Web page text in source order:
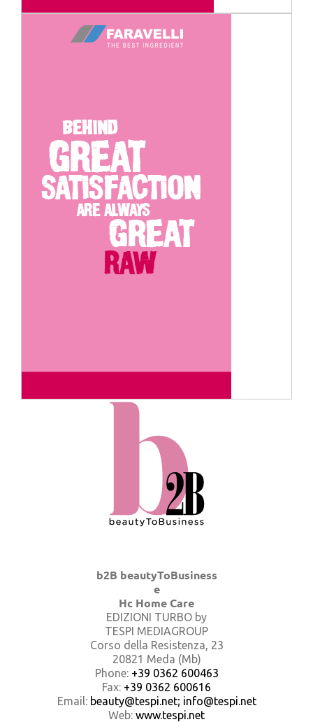
b2B beautyToBusiness
e
Hc Home Care
EDIZIONI TURBO by
TESPI MEDIAGROUP
Corso della Resistenza, 23
20821 Meda (Mb)
Phone: +39 0362 600463
Fax: +39 0362 600616
Email: beauty@tespi.net; info@tespi.net
Web: www.tespi.net